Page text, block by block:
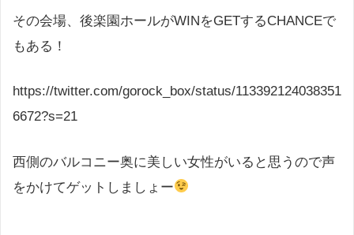
その会場、後楽園ホールがWINをGETするCHANCEで
もある！
https://twitter.com/gorock_box/status/113392124038351
6672?s=21
西側のバルコニー奥に美しい女性がいると思うので声
をかけてゲットしましょー